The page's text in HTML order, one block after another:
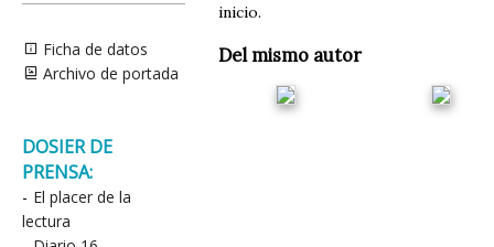
Ficha de datos
Archivo de portada
DOSIER DE
PRENSA:
- El placer de la
lectura
inicio.
Del mismo autor